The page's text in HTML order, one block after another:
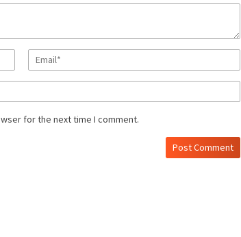
for the next time I comment.